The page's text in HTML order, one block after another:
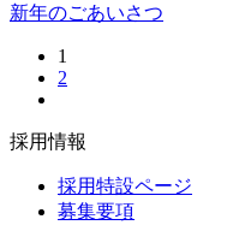
新年のごあいさつ
1
2
採用情報
採用特設ページ
募集要項